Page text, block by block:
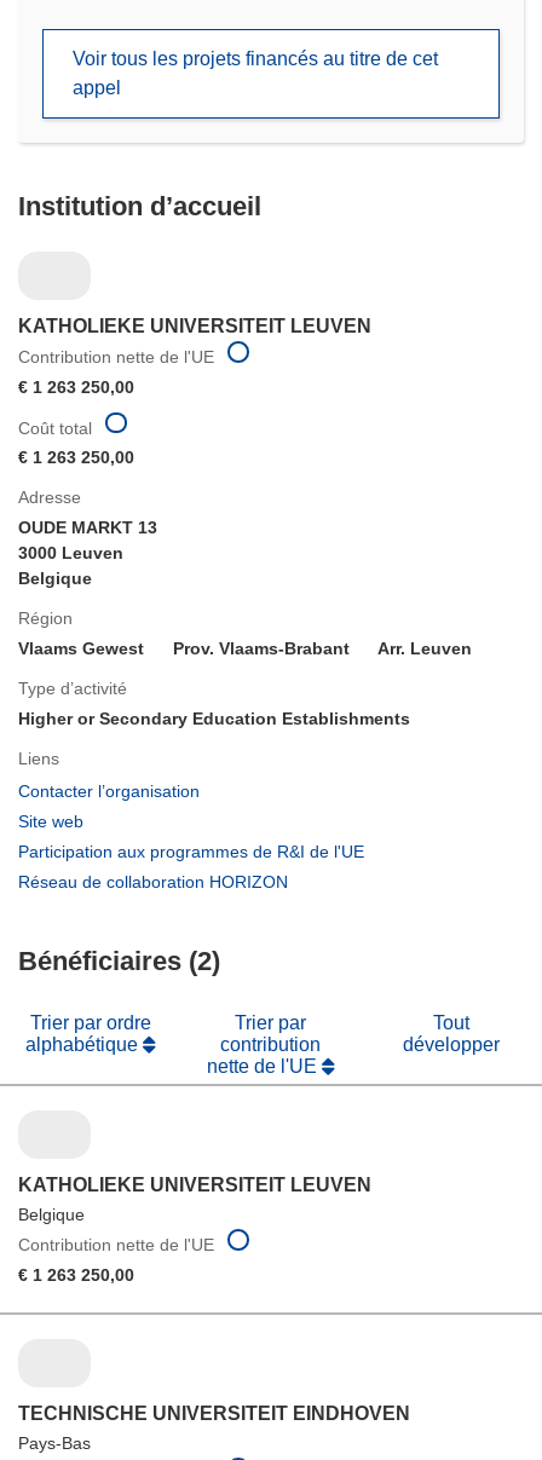
nouvelle
fenêtre)
Voir tous les projets financés au titre de cet
appel
Institution d’accueil
KATHOLIEKE UNIVERSITEIT LEUVEN
Contribution nette de l'UE
€ 1 263 250,00
Adresse
OUDE MARKT 13
3000 Leuven
Belgique
Région
Vlaams Gewest
Prov. Vlaams-Brabant Arr. Leuven
Type d’activité
Higher or Secondary Education Establishments
Liens
Contacter l’organisation
fenêtre)
Site web
dans
une
Participation aux programmes de R&I de l'UE
Réseau de collaboration HORIZON
Coût total
€ 1 263 250,00
Bénéficiaires (2)
Trier par ordre
alphabétique
Trier par
contribution
nette de l'UE
Tout
développer
KATHOLIEKE UNIVERSITEIT LEUVEN
Belgique
Contribution nette de l'UE
€ 1 263 250,00
TECHNISCHE UNIVERSITEIT EINDHOVEN
Pays-Bas